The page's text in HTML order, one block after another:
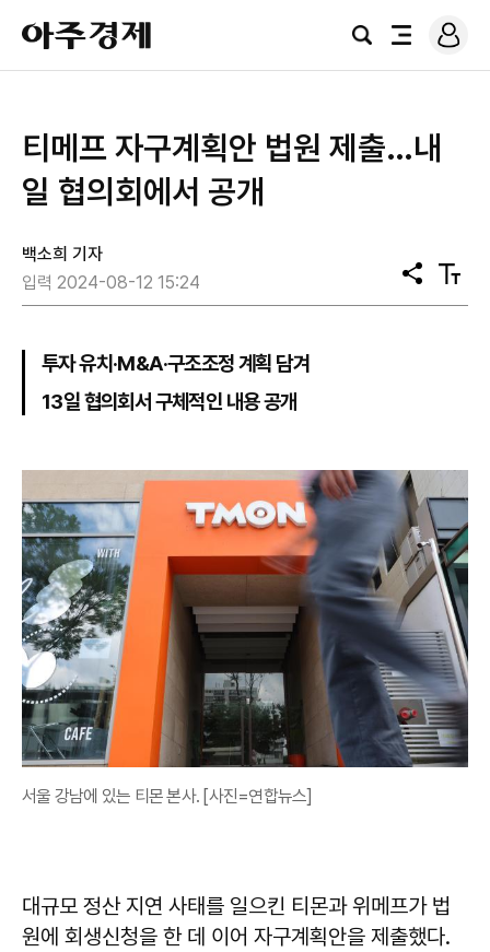
아
주
경
검
전
로
그
티메프 자구계획안 법원 제출…내
일 협의회에서 공개
백소희 기자
입력 2024-08-12 15:24
공
유
텍
스
투자 유치·M&A·구조조정 계획 담겨
13일 협의회서 구체적인 내용 공개
서울 강남에 있는 티몬 본사. [사진=연합뉴스]
대규모 정산 지연 사태를 일으킨 티몬과 위메프가 법
원에 회생신청을 한 데 이어 자구계획안을 제출했다.